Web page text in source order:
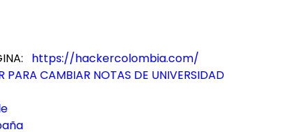
https://hackercolombia.com/
PARA CAMBIAR NOTAS DE UNIVERSIDAD